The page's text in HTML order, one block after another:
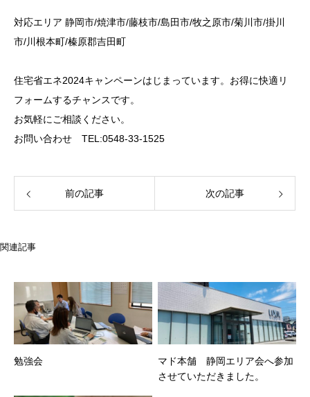
対応エリア 静岡市/焼津市/藤枝市/島田市/牧之原市/菊川市/掛川
市/川根本町/榛原郡吉田町
住宅省エネ2024キャンペーンはじまっています。お得に快適リ
フォームするチャンスです。
お気軽にご相談ください。
お問い合わせ TEL:0548-33-1525
前の記事 次の記事
関連記事
勉強会
マド本舗 静岡エリア会へ参加
させていただきました。